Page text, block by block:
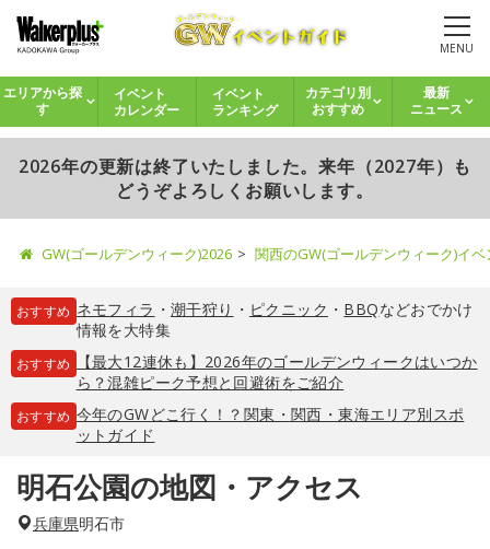
MENU
エリアから探
す
イベント
カレンダー
イベント
ランキング
カテゴリ別
おすすめ
最新
ニュース
2026年の更新は終了いたしました。来年（2027年）も
どうぞよろしくお願いします。
GW(ゴールデンウィーク)2026 関西のGW(ゴールデンウィーク)イ
おすすめ ネモフィラ ・ 潮干狩り ・ ピクニック ・ BBQなどおでかけ
情報を大特集
おすすめ
【最大12連休も】2026年のゴールデンウィークはいつか
ら？混雑ピーク予想と回避術をご紹介
おすすめ 今年のGWどこ行く！？関東・関西・東海エリア別スポ
ットガイド
明石公園の地図・アクセス
兵庫県明石市